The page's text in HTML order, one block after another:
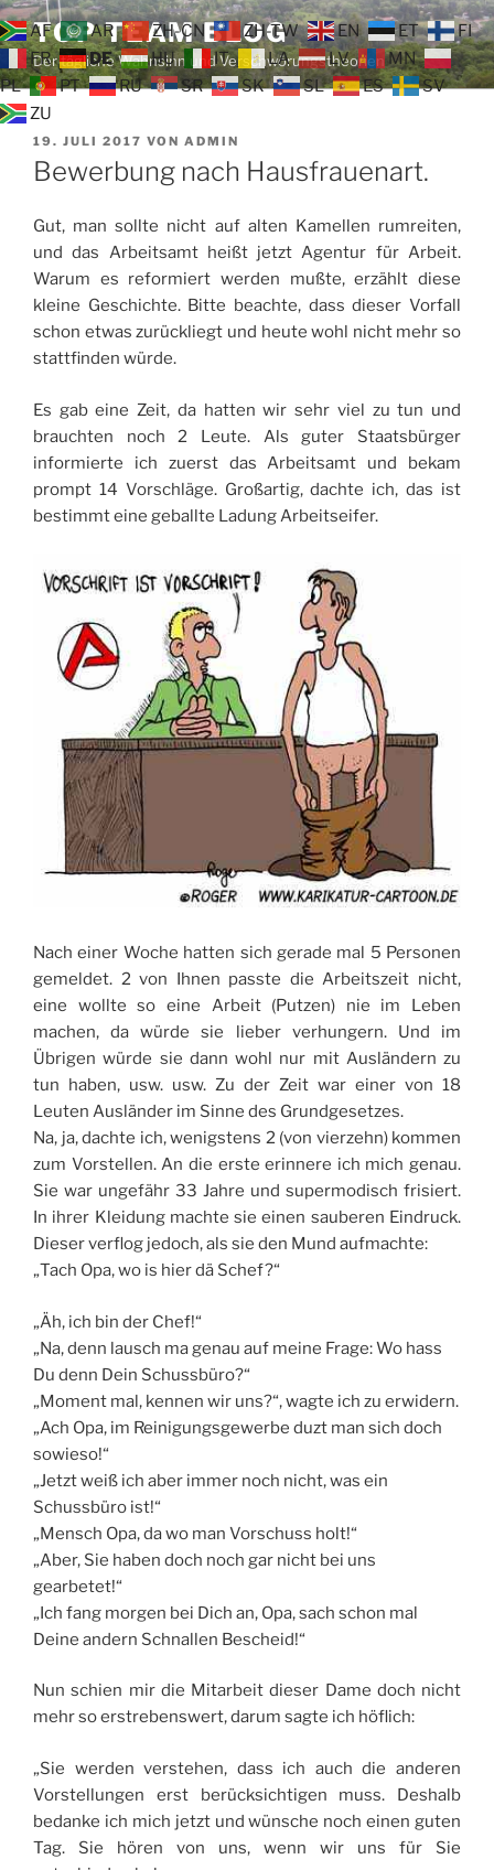
Zum
Inhalt
springen
TOP TEAM BLOG
Der tägliche Wahnsinn und Verschwörungstheorien
VERÖFFENTLICHT
AM
19. JULI 2017 VON ADMIN
Bewerbung nach Hausfrauenart.
Gut, man sollte nicht auf alten Kamellen rumreiten,
und das Arbeitsamt heißt jetzt Agentur für Arbeit.
Warum es reformiert werden mußte, erzählt diese
kleine Geschichte. Bitte beachte, dass dieser Vorfall
schon etwas zurückliegt und heute wohl nicht mehr so
stattfinden würde.
Es gab eine Zeit, da hatten wir sehr viel zu tun und
brauchten noch 2 Leute. Als guter Staatsbürger
informierte ich zuerst das Arbeitsamt und bekam
prompt 14 Vorschläge. Großartig, dachte ich, das ist
bestimmt eine geballte Ladung Arbeitseifer.
Nach einer Woche hatten sich gerade mal 5 Personen
gemeldet. 2 von Ihnen passte die Arbeitszeit nicht,
eine wollte so eine Arbeit (Putzen) nie im Leben
machen, da würde sie lieber verhungern. Und im
Übrigen würde sie dann wohl nur mit Ausländern zu
tun haben, usw. usw. Zu der Zeit war einer von 18
Leuten Ausländer im Sinne des Grundgesetzes.
Na, ja, dachte ich, wenigstens 2 (von vierzehn) kommen
zum Vorstellen. An die erste erinnere ich mich genau.
Sie war ungefähr 33 Jahre und supermodisch frisiert.
In ihrer Kleidung machte sie einen sauberen Eindruck.
Dieser verflog jedoch, als sie den Mund aufmachte:
„Tach Opa, wo is hier dä Schef?“
„Äh, ich bin der Chef!“
„Na, denn lausch ma genau auf meine Frage: Wo hass
Du denn Dein Schussbüro?“
„Moment mal, kennen wir uns?“, wagte ich zu erwidern.
„Ach Opa, im Reinigungsgewerbe duzt man sich doch
sowieso!“
„Jetzt weiß ich aber immer noch nicht, was ein
Schussbüro ist!“
„Mensch Opa, da wo man Vorschuss holt!“
„Aber, Sie haben doch noch gar nicht bei uns
gearbetet!“
„Ich fang morgen bei Dich an, Opa, sach schon mal
Deine andern Schnallen Bescheid!“
Nun schien mir die Mitarbeit dieser Dame doch nicht
mehr so erstrebenswert, darum sagte ich höflich:
„Sie werden verstehen, dass ich auch die anderen
Vorstellungen erst berücksichtigen muss. Deshalb
bedanke ich mich jetzt und wünsche noch einen guten
Tag. Sie hören von uns, wenn wir uns für Sie
AF AR ZH-CN ZH-TW EN ET
FI
FR
DE HU IT LA LV
MN
PL
PT RU SR SK SL ES
SV
ZU